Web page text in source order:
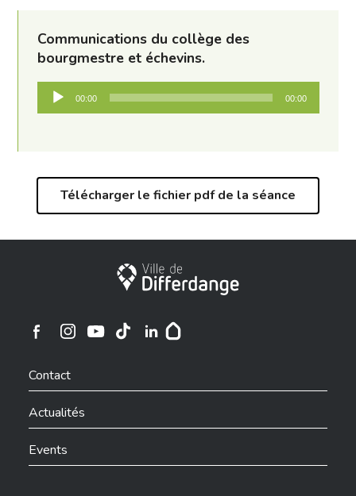
Communications du collège des
bourgmestre et échevins.
Lecteur
audio
00:00 00:00
Télécharger le fichier pdf de la séance
Ville de Differdange
Ville de Differdange sur Instagram
Contact
Actualités
Events